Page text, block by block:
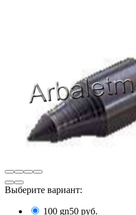
Выберите вариант:
100 gn50 руб.